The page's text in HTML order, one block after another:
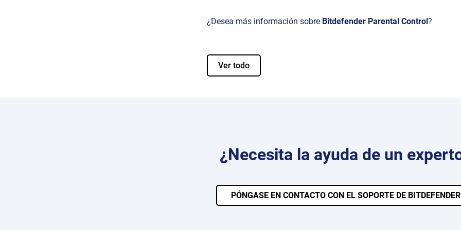
¿Desea más información sobre Bitdefender Parental Control?
Ver todo
¿Necesita la ayuda de un
PÓNGASE EN CONTACTO CON EL SOPORTE DE BITDEFENDER